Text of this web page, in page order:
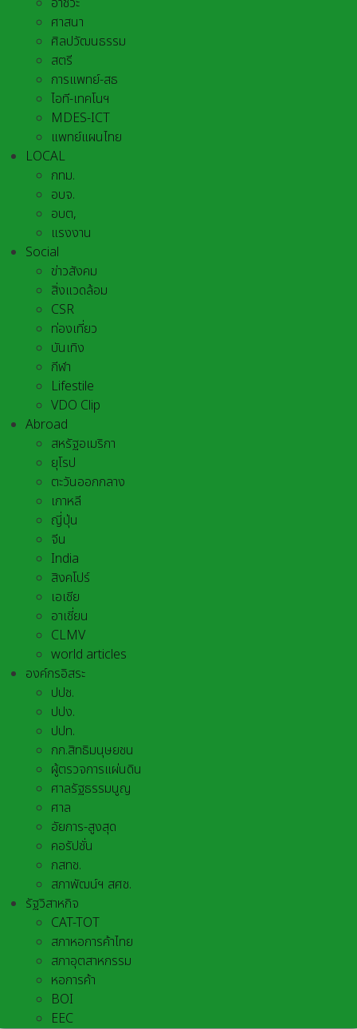
ศาสนา
ศิลปวัฒนธรรม
สตรี
การแพทย์-สธ
ไอที-เทคโนฯ
MDES-ICT
แพทย์แผนไทย
LOCAL
กทม.
อบจ.
อบต,
แรงงาน
Social
ข่าวสังคม
สิ่งแวดล้อม
CSR
ท่องเที่ยว
บันเทิง
กีฬา
Lifestile
VDO Clip
Abroad
สหรัฐอเมริกา
ยุโรป
ตะวันออกกลาง
เกาหลี
ญี่ปุ่น
จีน
India
สิงคโปร์
เอเชีย
อาเชี่ยน
CLMV
world articles
องค์กรอิสระ
ปปช.
ปปง.
ปปท.
กก.สิทธิมนุษยชน
ผู้ตรวจการแผ่นดิน
ศาลรัฐธรรมนูญ
ศาล
อัยการ-สูงสุด
คอรัปชั่น
กสทช.
สภาพัฒน์ฯ สศช.
รัฐวิสาหกิจ
CAT-TOT
สภาหอการค้าไทย
สภาอุตสาหกรรม
หอการค้า
BOI
EEC